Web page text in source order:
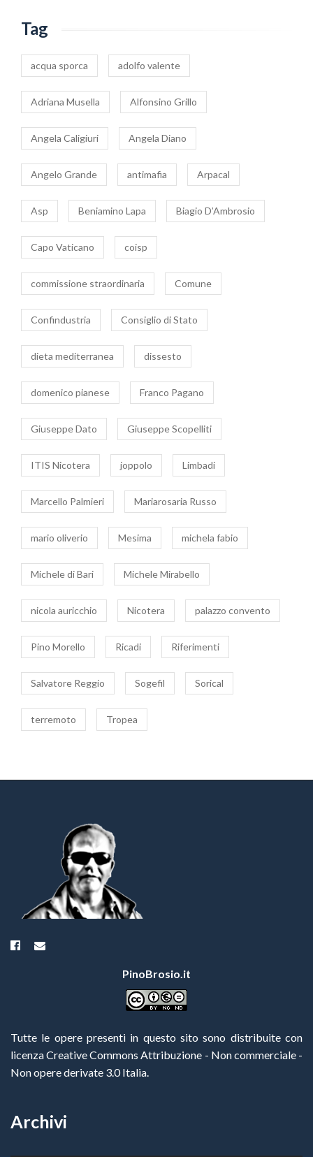
Tag
acqua sporca adolfo valente
Adriana Musella Alfonsino Grillo
Angela Caligiuri Angela Diano
Angelo Grande antimafia Arpacal
Asp Beniamino Lapa Biagio D’Ambrosio
Capo Vaticano coisp
commissione straordinaria Comune
Confindustria Consiglio di Stato
dieta mediterranea dissesto
domenico pianese Franco Pagano
Giuseppe Dato Giuseppe Scopelliti
ITIS Nicotera joppolo Limbadi
Marcello Palmieri Mariarosaria Russo
mario oliverio Mesima michela fabio
Michele di Bari Michele Mirabello
nicola auricchio Nicotera palazzo convento
Pino Morello Ricadi Riferimenti
Salvatore Reggio Sogefil Sorical
terremoto Tropea
PinoBrosio.it
Tutte le opere presenti in questo sito sono distribuite con
licenza Creative Commons Attribuzione - Non commerciale -
Non opere derivate 3.0 Italia.
Archivi